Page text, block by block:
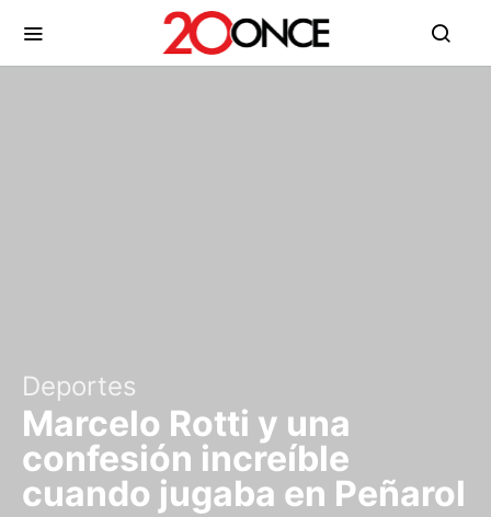
Deportes
Marcelo Rotti y una
confesión increíble
cuando jugaba en Peñarol